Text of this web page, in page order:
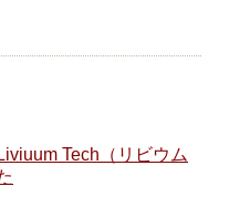
Tech（リビウム